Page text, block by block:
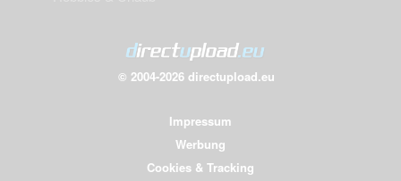
© 2004-2026 directupload.eu
Impressum
Werbung
Cookies & Tracking